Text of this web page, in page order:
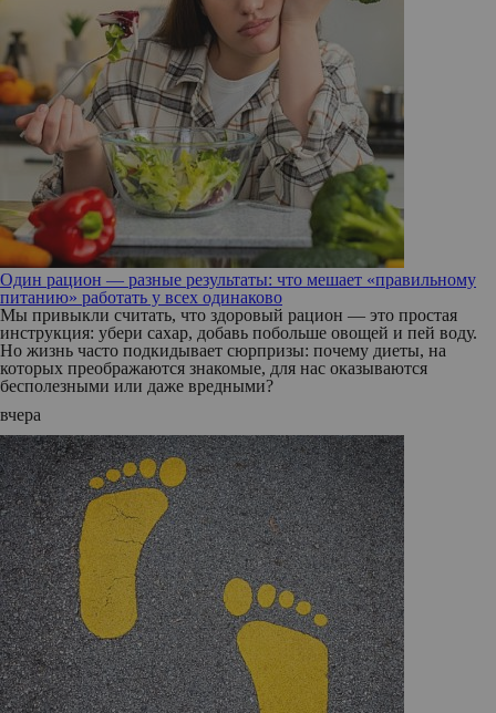
Один рацион — разные результаты: что мешает «правильному
питанию» работать у всех одинаково
Мы привыкли считать, что здоровый рацион — это простая
инструкция: убери сахар, добавь побольше овощей и пей воду.
Но жизнь часто подкидывает сюрпризы: почему диеты, на
которых преображаются знакомые, для нас оказываются
бесполезными или даже вредными?
вчера